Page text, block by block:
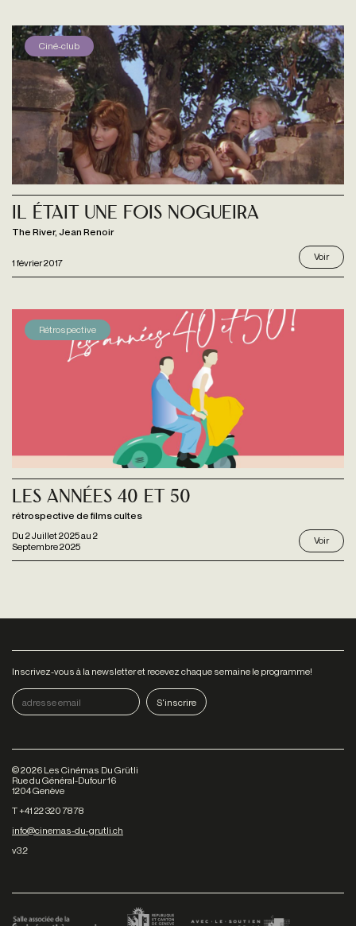
Ciné-club
1 février 2017
Il était Une Fois Nogueira
The River, Jean Renoir
Voir
Rétrospective
Du 2 Juillet 2025au 2
Septembre 2025
Les Années 40 et 50
rétrospective de films cultes
Voir
Inscrivez-vous à la newsletter et recevez chaque semaine le programme!
©2026 Les Cinémas Du Grütli
Rue du Général-Dufour 16
1204 Genève
T +41 22 320 78 78
info@cinemas-du-grutli.ch
v3.2